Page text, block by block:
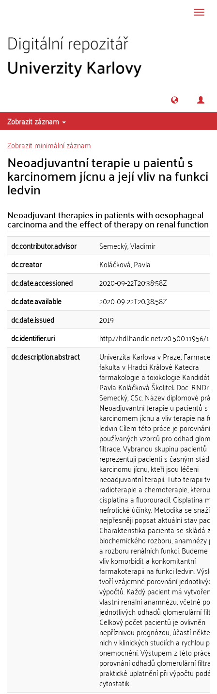
Zobrazit záznam
Zobrazit minimální záznam
Neoadjuvantní terapie u paientů s
karcinomem jícnu a její vliv na funkci
ledvin
Neoadjuvant therapies in patients with oesophageal
carcinoma and the effect of therapy on renal function
dc.contributor.advisor
Semecký, Vladimír
dc.creator
Koláčková, Pavla
dc.date.accessioned
2020-09-22T20:38:58Z
dc.date.available
2020-09-22T20:38:58Z
dc.date.issued
2019
dc.identifier.uri
http://hdl.handle.net/20.500.11956/
dc.description.abstract
Univerzita Karlova v Praze,
fakulta v Hradci Králové Katedra
farmakologie a toxikologie Kandidát:
Pavla Koláčková Školitel: Doc. RNDr.
Semecký, CSc. Název diplomové
Neoadjuvantní terapie u pacientů s
karcinomem jícnu a vliv terapie na
ledvin Cílem této práce je porovnání
používaných vzorců pro odhad
filtrace. Vybranou skupinu pacientů
reprezentují pacienti s časným
karcinomu jícnu, kteří jsou léčeni
neoadjuvantní terapií. Tuto terapii
radioterapie a chemoterapie, kterou
cisplatina a fluorouracil. Cisplatina má
nefrotické účinky. Metodika se snaží
nejpřesněji popsat aktuální stav
Charakteristika pacienta se skládá z
biochemického rozboru, anamnézy
a rozboru renálních funkcí. Budeme
vliv komorbidit a konkomitantní
farmakoterapii na funkci ledvin.
tvoří vzájemné porovnání jednotlivých
výpočtů. Každý pacient má
vlastní renální anamnézu, včetně
jednotlivých odhadů glomerulární
Celkový počet pacientů je ovlivněn
nepříznivou prognózou, účastí
nich v klinických studiích a rychlou
onemocnění. Výstupem z této práce
porovnání odhadů glomerulární
praktické uplatnění při výpočtu
cytostatik.